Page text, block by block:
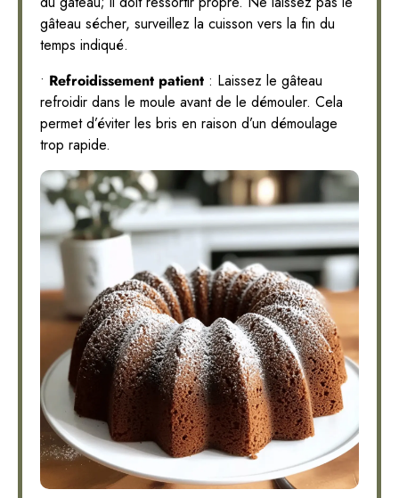
gâteau sécher, surveillez la cuisson vers la fin du
temps indiqué.
• Refroidissement patient : Laissez le gâteau
refroidir dans le moule avant de le démouler. Cela
permet d’éviter les bris en raison d’un démoulage
trop rapide.